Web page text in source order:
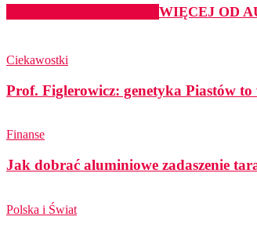
WIĘCEJ OD
Ciekawostki
Prof. Figlerowicz: genetyka Piastów
Finanse
Jak dobrać aluminiowe zadaszenie
Polska i Świat